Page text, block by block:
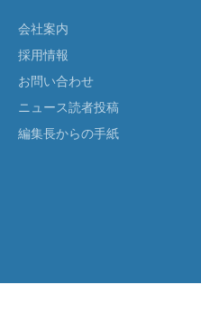
会社案内
採用情報
お問い合わせ
ニュース読者投稿
編集長からの手紙